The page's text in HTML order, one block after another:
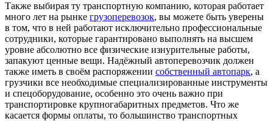
Также выбирая ту транспортную компанию, которая работает
много лет на рынке грузоперевозок, вы можете быть уверены
в том, что в ней работают исключительно профессиональные
сотрудники, которые гарантировано выполнять на высшем
уровне абсолютно все физические изнурительные работы,
запакуют ценные вещи. Надёжный автоперевозчик должен
также иметь в своём распоряжении собственный автопарк, а
грузчики все необходимые специализированные инструменты
и спецоборудование, особенно это очень важно при
транспортировке крупногабаритных предметов. Что же
касается формы оплаты, то большинство транспортных